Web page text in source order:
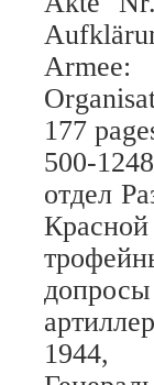
177
500-
отдел
1944,